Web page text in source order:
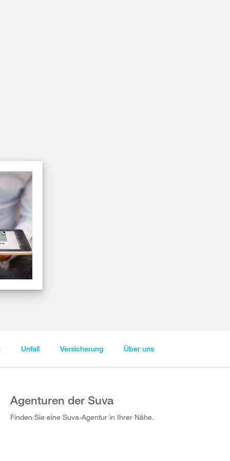
Unfall Versicherung Über uns
Agenturen der Suva
Finden Sie eine Suva-Agentur in Ihrer Nähe.